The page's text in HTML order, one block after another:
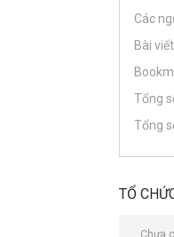
Các
Bài viết
Tổng
Tổng
TỔ
Chưa